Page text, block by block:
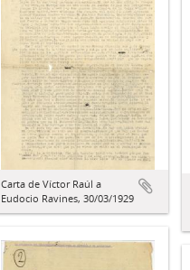
Carta de Víctor Raúl a
Eudocio Ravines, 30/03/1929